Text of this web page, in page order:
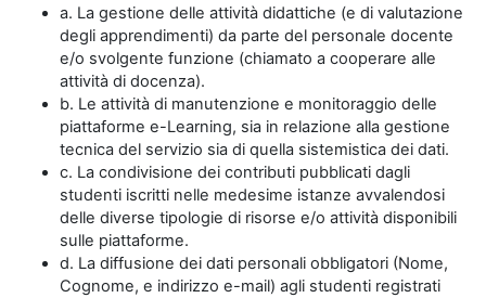
a. La gestione delle attività didattiche (e di valutazione
degli apprendimenti) da parte del personale docente
e/o svolgente funzione (chiamato a cooperare alle
attività di docenza).
b. Le attività di manutenzione e monitoraggio delle
piattaforme e-Learning, sia in relazione alla gestione
tecnica del servizio sia di quella sistemistica dei dati.
c. La condivisione dei contributi pubblicati dagli
studenti iscritti nelle medesime istanze avvalendosi
delle diverse tipologie di risorse e/o attività disponibili
sulle piattaforme.
d. La diffusione dei dati personali obbligatori (Nome,
Cognome, e indirizzo e-mail) agli studenti registrati